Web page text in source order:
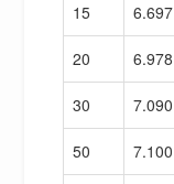
15 6.697
20 6.978
30 7.090
50 7.100